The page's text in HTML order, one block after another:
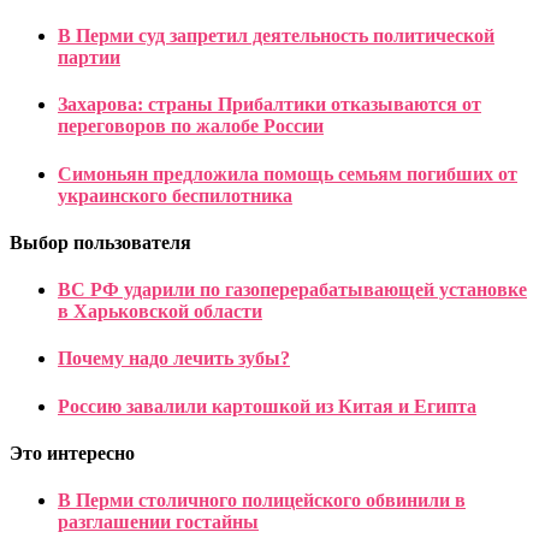
В Перми суд запретил деятельность политической
партии
Захарова: страны Прибалтики отказываются от
переговоров по жалобе России
Симоньян предложила помощь семьям погибших от
украинского беспилотника
Выбор пользователя
ВС РФ ударили по газоперерабатывающей установке
в Харьковской области
Почему надо лечить зубы?
Россию завалили картошкой из Китая и Египта
Это интересно
В Перми столичного полицейского обвинили в
разглашении гостайны